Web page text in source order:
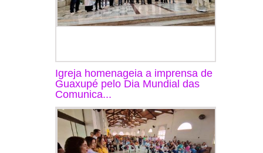
Igreja homenageia a imprensa de
Guaxupé pelo Dia Mundial das
Comunica...